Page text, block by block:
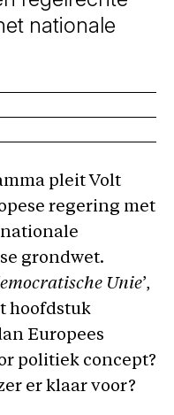
nationale
pleit Volt
regering met
grondwet.
Unie’,
hoofdstuk
Europees
politiek concept?
er klaar voor?